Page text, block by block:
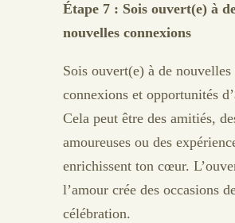
Étape 7 : Sois ouvert(e) à
nouvelles connexions
Sois ouvert(e) à de nouvelles
connexions et opportunités
Cela peut être des amitiés,
amoureuses ou des
enrichissent ton cœur.
l’amour crée des occasions
célébration.